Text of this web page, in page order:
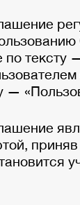
по тексту
—